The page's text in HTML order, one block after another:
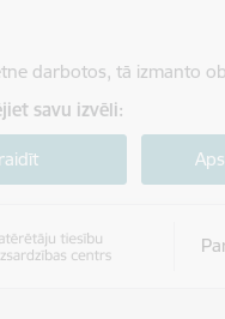
darbotos, tā izmanto
savu izvēli: